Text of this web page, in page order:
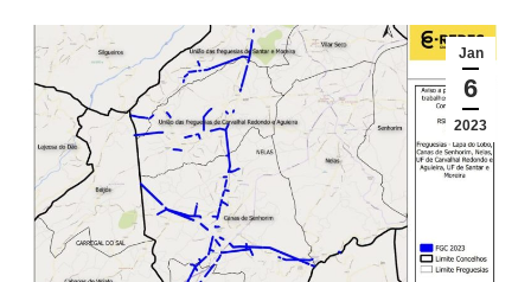
Jan
6
2023